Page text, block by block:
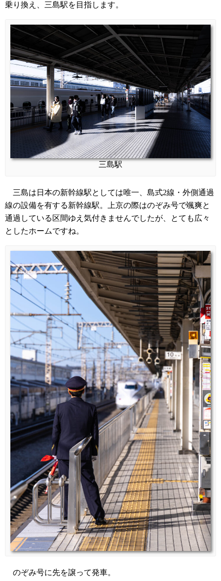
乗り換え、三島駅を目指します。
三島駅
三島は日本の新幹線駅としては唯一、島式2線・外側通過
線の設備を有する新幹線駅。上京の際はのぞみ号で颯爽と
通過している区間ゆえ気付きませんでしたが、とても広々
としたホームですね。
のぞみ号に先を譲って発車。